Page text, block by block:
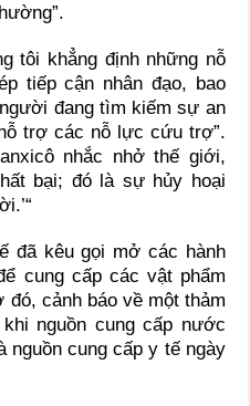
tôi khẳng định những nỗ
tiếp cận nhân đạo, bao
đang tìm kiếm sự an
trợ các nỗ lực cứu trợ”.
nhắc nhở thế giới,
bại; đó là sự hủy hoại
đã kêu gọi mở các hành
cung cấp các vật phẩm
cảnh báo về một thảm
nguồn cung cấp nước
nguồn cung cấp y tế ngày